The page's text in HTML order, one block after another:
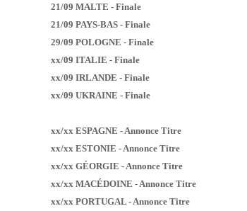
21/09 MALTE - Finale
21/09 PAYS-BAS - Finale
29/09 POLOGNE - Finale
xx/09 ITALIE - Finale
xx/09 IRLANDE - Finale
xx/09 UKRAINE - Finale
xx/xx ESPAGNE - Annonce Titre
xx/xx ESTONIE - Annonce Titre
xx/xx GÉORGIE - Annonce Titre
xx/xx MACÉDOINE - Annonce Titre
xx/xx PORTUGAL - Annonce Titre